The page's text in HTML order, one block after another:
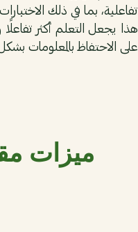
تفاعلية، بما في ذلك
هذا يجعل التعلم أكثر
على الاحتفاظ بالمعلومات
ميزات